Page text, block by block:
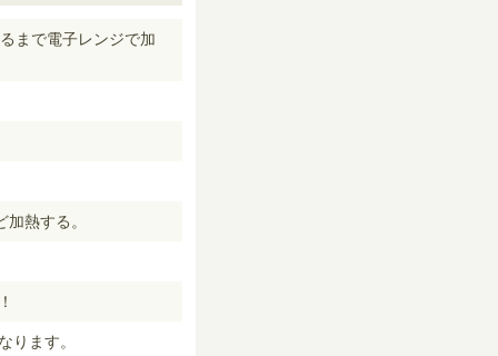
まで電子レンジで加
熱する。
ます。